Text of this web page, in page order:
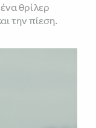
θρίλερ
την πίεση.